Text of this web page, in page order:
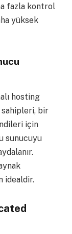
fazla kontrol
yüksek
hosting
bir
için
sunucuyu
idealdir.